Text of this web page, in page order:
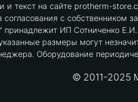
текст на сайте protherm-
с собственником
принадлежит ИП Сотниченко Е.И.
размеры могут
Оборудование
© 2011-2025